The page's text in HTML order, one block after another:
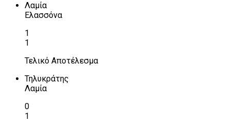
Λαμία
Ελασσόνα
1
1
Τελικό Αποτέλεσμα
Τηλυκράτης
Λαμία
0
1